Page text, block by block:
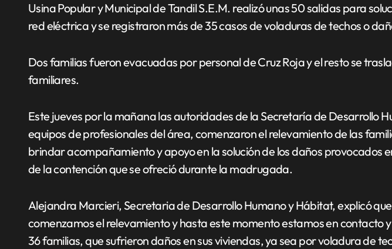
Usina Popular y Municipal de Tandil S.E.M. realizó unas 50 salidas para
red eléctrica y se registraron más de 35 casos de voladuras de techos o
Dos familias fueron evacuadas por personal de Cruz Roja y el resto se
familiares.
Este jueves por la mañana las autoridades de la Secretaría de Desarrollo
equipos de profesionales del área, comenzaron el relevamiento de las
brindar acompañamiento y apoyo en la solución de los daños provocados
de la contención que se ofreció durante la madrugada.
Alejandra Marcieri, Secretaria de Desarrollo Humano y Hábitat, explicó
comenzamos el relevamiento y hasta este momento estamos en contacto
36 familias, que sufrieron daños en sus viviendas, ya sea por voladura de